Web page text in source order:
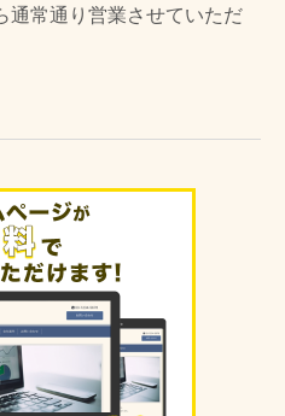
通常通り営業させていただ